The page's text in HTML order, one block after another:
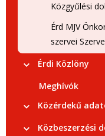
Közgyűlési
Érd MJV
szervei
Érdi Közlöny
Meghívók
Közérdekű
Közbeszerzési